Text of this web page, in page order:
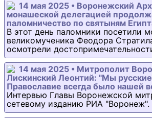
14 мая 2025 • Воронежский
монашеской делегацией
паломничество по святыням
В этот день паломники посетили
великомученика Феодора
осмотрели
14 мая 2025 • Митрополит
Лискинский Леонтий: "Мы
Православие всегда было нашей
Интервью Главы Воронежской
сетевому изданию РИА "Воронеж".